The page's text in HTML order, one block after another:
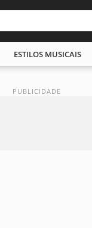
ESTILOS MUSICAIS